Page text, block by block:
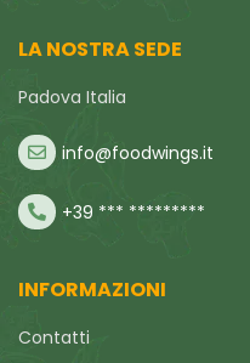
LA NOSTRA SEDE
Padova Italia
info@foodwings.it
+39 *** *********
INFORMAZIONI
Contatti